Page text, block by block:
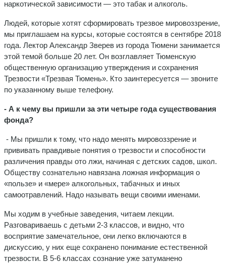
наркотической зависимости — это табак и алкоголь.
Людей, которые хотят сформировать трезвое мировоззрение,
мы приглашаем на курсы, которые состоятся в сентябре 2018
года. Лектор Александр Зверев из города Тюмени занимается
этой темой больше 20 лет. Он возглавляет Тюменскую
общественную организацию утверждения и сохранения
Трезвости «Трезвая Тюмень». Кто заинтересуется — звоните
по указанному выше телефону.
- А к чему вы пришли за эти четыре года существования
фонда?
- Мы пришли к тому, что надо менять мировоззрение и
прививать правдивые понятия о трезвости и способности
различения правды ото лжи, начиная с детских садов, школ.
Обществу сознательно навязана ложная информация о
«пользе» и «мере» алкогольных, табачных и иных
самоотравлений. Надо называть вещи своими именами.
Мы ходим в учебные заведения, читаем лекции.
Разговариваешь с детьми 2-3 классов, и видно, что
восприятие замечательное, они легко включаются в
дискуссию, у них еще сохранено понимание естественной
трезвости. В 5-6 классах сознание уже затуманено